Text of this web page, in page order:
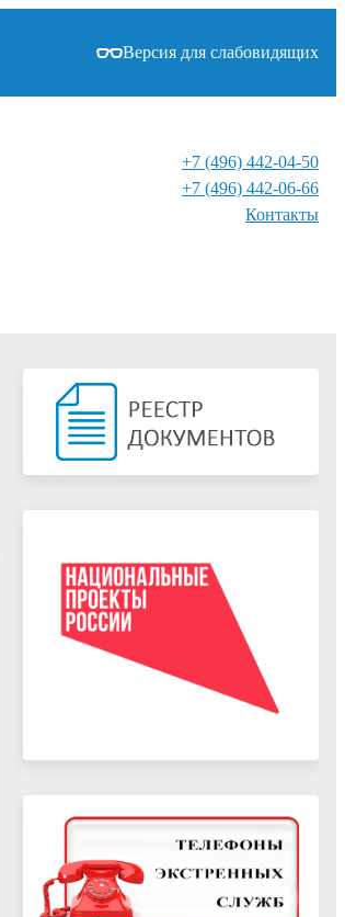
Версия для слабовидящих
+7 (496) 442-04-50
+7 (496) 442-06-66
Контакты⁠